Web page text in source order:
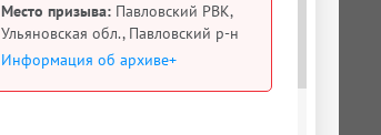
Место призыва: Павловский РВК,
Ульяновская обл., Павловский р-н
Информация об архиве+